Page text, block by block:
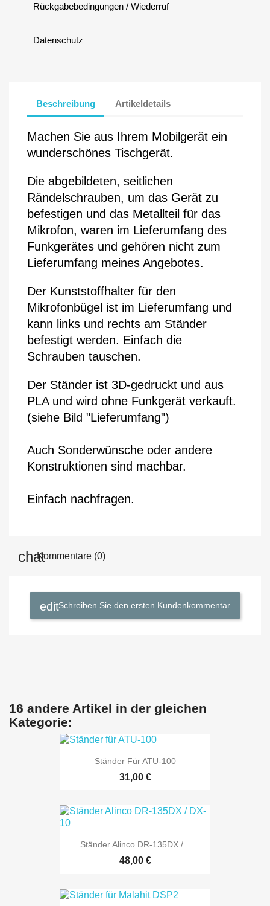
Rückgabebedingungen / Wiederruf
Datenschutz
Beschreibung Artikeldetails
Machen Sie aus Ihrem Mobilgerät ein
wunderschönes Tischgerät.
Die abgebildeten, seitlichen
Rändelschrauben, um das Gerät zu
befestigen und das Metallteil für das
Mikrofon, waren im Lieferumfang des
Funkgerätes und gehören nicht zum
Lieferumfang meines Angebotes.
Der Kunststoffhalter für den
Mikrofonbügel ist im Lieferumfang und
kann links und rechts am Ständer
befestigt werden. Einfach die
Schrauben tauschen.
Der Ständer ist 3D-gedruckt und aus
PLA und wird ohne Funkgerät verkauft.
(siehe Bild "Lieferumfang")
Auch Sonderwünsche oder andere
Konstruktionen sind machbar.
Einfach nachfragen.
Kommentare (0)
Schreiben Sie den ersten Kundenkommentar
16 andere Artikel in der gleichen
Kategorie:
Ständer Für ATU-100
31,00 €
Ständer Alinco DR-135DX /...
48,00 €